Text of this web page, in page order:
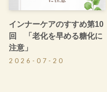
インナーケアのすすめ第10
回 「老化を早める糖化に
注意」
2026-07-20